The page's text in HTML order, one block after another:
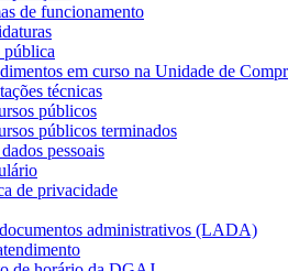
de funcionamento
pública
em curso na Unidade de
técnicas
públicos
públicos terminados
pessoais
de privacidade
administrativos (LADA)